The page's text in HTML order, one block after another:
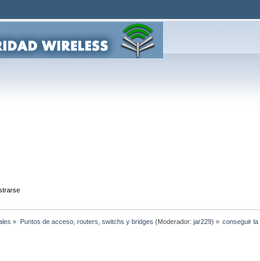
» Puntos de acceso, routers, switchs y bridges (Moderador: jar229) » conseguir